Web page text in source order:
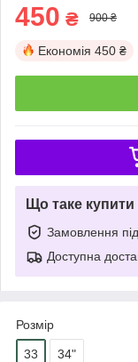
450 ₴ 900 ₴
Економія 450 ₴
Що таке
Замовлення
Доступна
Розмір
33 34"